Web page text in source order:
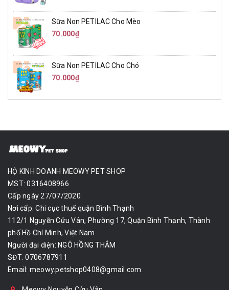
Sữa Non PETILAC Cho Mèo
70.000₫
Sữa Non PETILAC Cho Chó
70.000₫
HỘ KINH DOANH MEOWY PET SHOP
MST: 0316408966
Cấp ngày 27/07/2020
Nơi cấp: Chi cục thuế quận Bình Thạnh
112/1 Nguyễn Cửu Vân, Phường 17, Quận Bình Thạnh, Thành
phố Hồ Chí Minh, Việt Nam
Người đại diện: NGÔ HỒNG THẮM
SĐT: 0706787911
Email: meowy.petshop0408@gmail.com